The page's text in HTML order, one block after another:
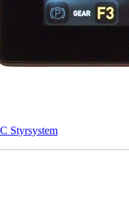
Styrsystem